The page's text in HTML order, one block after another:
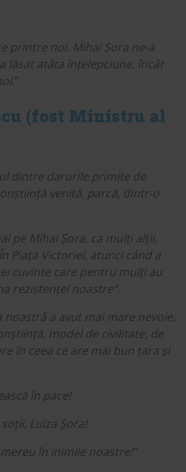
printre noi. Mihai Șora ne-a
lăsat atâta înțelepciune, încât
.”
(fost Ministru al
dintre darurile primite de
venită, parcă, dintr-o
pe Mihai Șora, ca mulți alții,
Piața Victoriei, atunci când a
cuvinte care pentru mulți au
rezistenței noastre”.
a avut mai mare nevoie,
model de civilitate, de
în ceea ce are mai bun țara și
în pace!
Luiza Șora!
în inimile noastre!”